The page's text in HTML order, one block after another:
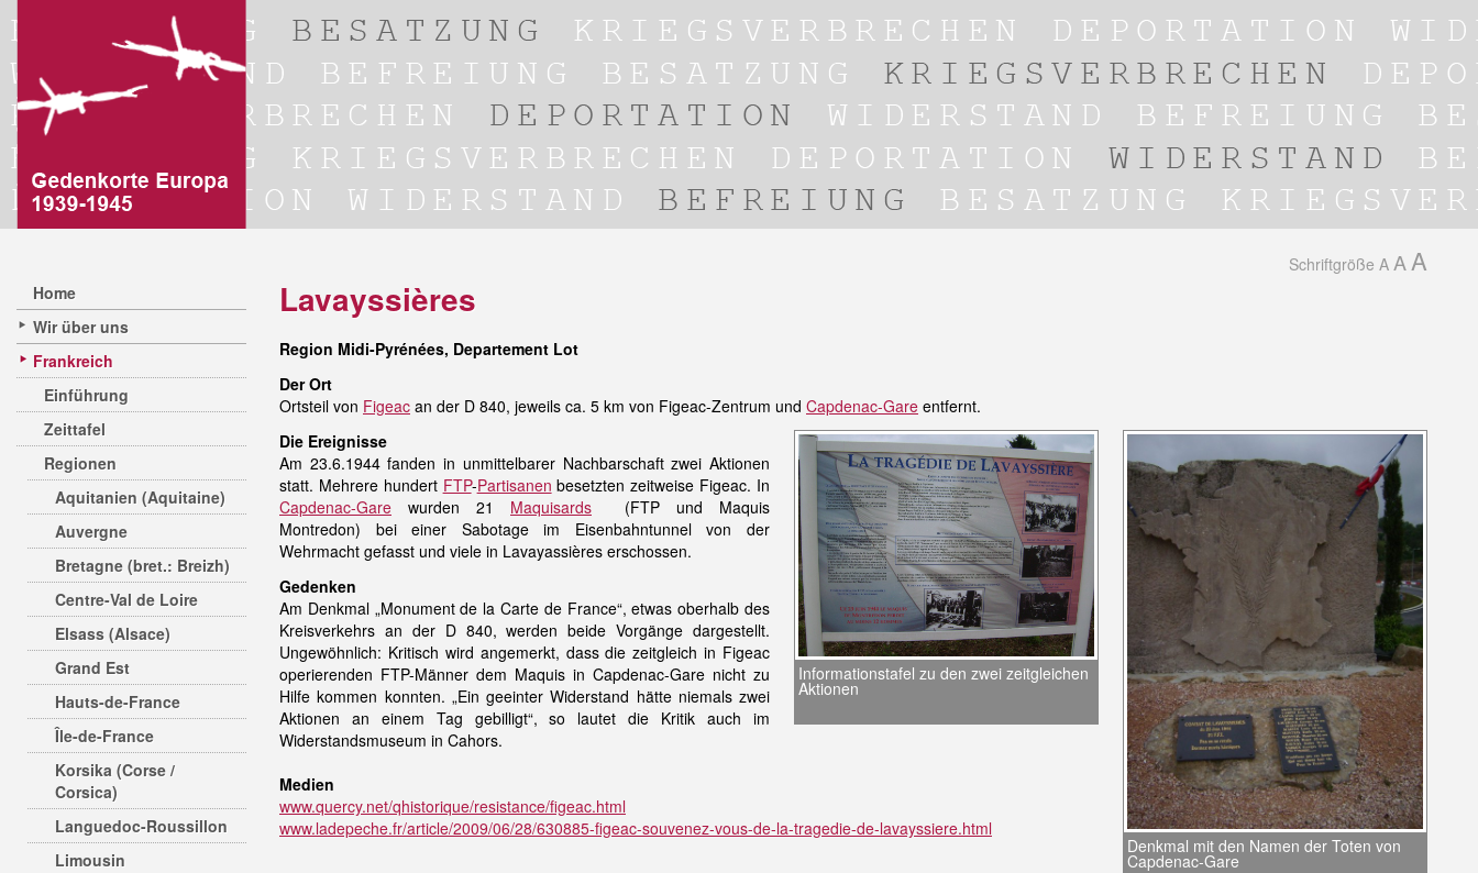
Home
Wir über uns
Frankreich
Einführung
Zeittafel
Regionen
Aquitanien (Aquitaine)
Auvergne
Bretagne (bret.: Breizh)
Centre-Val de Loire
Elsass (Alsace)
Grand Est
Hauts-de-France
Île-de-France
Korsika (Corse /
Corsica)
Languedoc-Roussillon
Limousin
Schriftgröße A A A
Lavayssières
Region Midi-Pyrénées, Departement Lot
Der Ort
Ortsteil von Figeac an der D 840, jeweils ca. 5 km von Figeac-Zentrum und Capdenac-Gare entfernt.
Denkmal mit den Namen der Toten von
Capdenac-Gare
Informationstafel zu den zwei zeitgleichen
Aktionen
Die Ereignisse
Am 23.6.1944 fanden in unmittelbarer Nachbarschaft zwei Aktionen
statt. Mehrere hundert FTP-Partisanen besetzten zeitweise Figeac. In
Capdenac-Gare wurden 21 Maquisards (FTP und Maquis
Montredon) bei einer Sabotage im Eisenbahntunnel von der
Wehrmacht gefasst und viele in Lavayassières erschossen.
Gedenken
Am Denkmal „Monument de la Carte de France“, etwas oberhalb des
Kreisverkehrs an der D 840, werden beide Vorgänge dargestellt.
Ungewöhnlich: Kritisch wird angemerkt, dass die zeitgleich in Figeac
operierenden FTP-Männer dem Maquis in Capdenac-Gare nicht zu
Hilfe kommen konnten. „Ein geeinter Widerstand hätte niemals zwei
Aktionen an einem Tag gebilligt“, so lautet die Kritik auch im
Widerstandsmuseum in Cahors.
Medien
www.quercy.net/qhistorique/resistance/figeac.html
www.ladepeche.fr/article/2009/06/28/630885-figeac-souvenez-vous-de-la-tragedie-de-lavayssiere.html